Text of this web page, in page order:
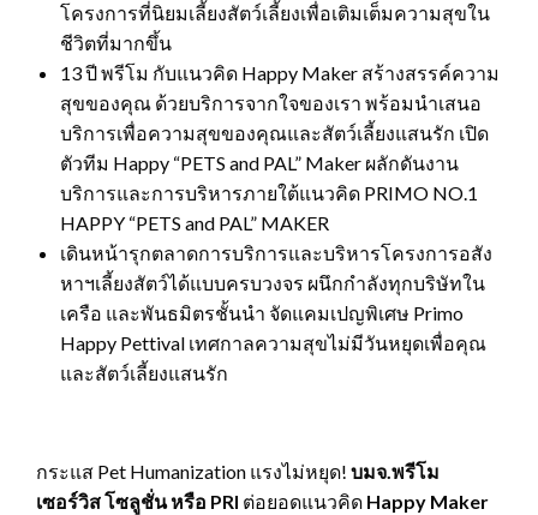
โครงการที่นิยมเลี้ยงสัตว์เลี้ยงเพื่อเติมเต็มความสุขใน
ชีวิตที่มากขึ้น
13 ปี พรีโม กับแนวคิด Happy Maker สร้างสรรค์ความ
สุขของคุณ ด้วยบริการจากใจของเรา พร้อมนำเสนอ
บริการเพื่อความสุขของคุณและสัตว์เลี้ยงแสนรัก เปิด
ตัวทีม Happy “PETS and PAL” Maker ผลักดันงาน
บริการและการบริหารภายใต้แนวคิด PRIMO NO.1
HAPPY “PETS and PAL” MAKER
เดินหน้ารุกตลาดการบริการและบริหารโครงการอสัง
หาฯเลี้ยงสัตว์ได้แบบครบวงจร ผนึกกำลังทุกบริษัทใน
เครือ และพันธมิตรชั้นนำ จัดแคมเปญพิเศษ Primo
Happy Pettival เทศกาลความสุขไม่มีวันหยุดเพื่อคุณ
และสัตว์เลี้ยงแสนรัก
กระแส Pet Humanization แรงไม่หยุด! บมจ.พรีโม
เซอร์วิส โซลูชั่น หรือ PRI ต่อยอดแนวคิด Happy Maker